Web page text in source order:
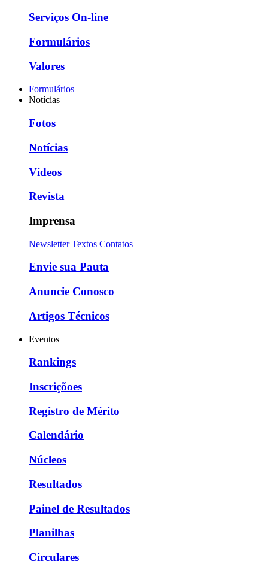
Serviços On-line
Formulários
Valores
Formulários
Notícias
Fotos
Notícias
Vídeos
Revista
Imprensa
Newsletter Textos Contatos
Envie sua Pauta
Anuncie Conosco
Artigos Técnicos
Eventos
Rankings
Inscriçõoes
Registro de Mérito
Calendário
Núcleos
Resultados
Painel de Resultados
Planilhas
Circulares